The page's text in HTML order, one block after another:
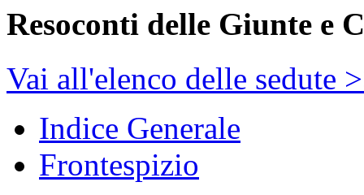
Resoconti delle Giunte e
Vai all'elenco delle sedute
Indice Generale
Frontespizio